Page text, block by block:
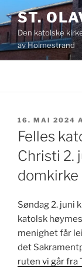
til
innhold
ST.
Den katolske
av Holmestrand
PUBLISERT
16. MAI 2024
Felles
Christi 2.
domkirke
Søndag 2. juni
katolsk
menighet får
det
ruten vi går fra